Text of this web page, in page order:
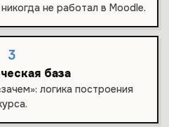
не работал в Moodle.
3
база
логика построения